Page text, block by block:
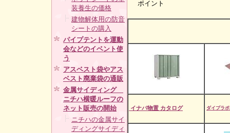
装養生の価格
建物解体用の防音
シートの購入
パイプテントを運動
会などのイベント使
う
アスベスト袋やアス
ベスト廃棄袋の通販
金属サイディング
ニチハ横暖ルーフの
ネット販売の開始
ニチハの金属サイ
ディングサイディ
ポイント
イナバ物置 カタログ ダイプラ